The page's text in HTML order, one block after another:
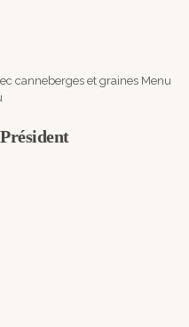
canneberges et graines Menu